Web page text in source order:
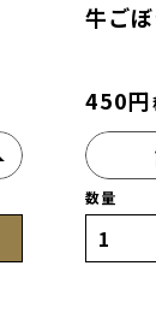
牛ご
450円
数量